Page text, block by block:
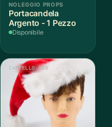
NOLEGGIO PROPS
Portacandela
Argento - 1 Pezzo
Disponibile
CAPPELLO 030